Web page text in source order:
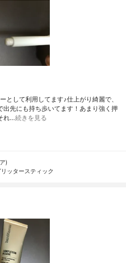
として利用してます♪仕上がり綺麗で、
出先にも持ち歩いてます！あまり強く押
れ…続きを見る
)
ッタースティック